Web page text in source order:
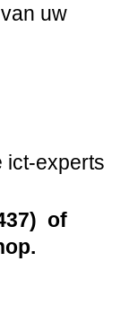
uw
ict-experts
of